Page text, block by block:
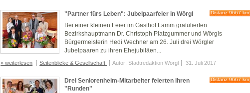
"Partner fürs Leben": Jubelpaarfeier in Wörgl Distanz 9667 km
Bei einer kleinen Feier im Gasthof Lamm gratulierten
Bezirkshauptmann Dr. Christoph Platzgummer und Wörgls
Bürgermeisterin Hedi Wechner am 26. Juli drei Wörgler
Jubelpaaren zu ihren Ehejubiläen...
» weiterlesen Seitenblicke & Gesellschaft Autor: Stadtredaktion Wörgl 31. Juli 2017
Drei Seniorenheim-Mitarbeiter feierten ihren
"Runden"
Distanz 9667 km